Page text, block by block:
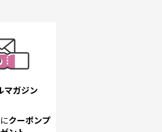
マガジン
クーポンプ